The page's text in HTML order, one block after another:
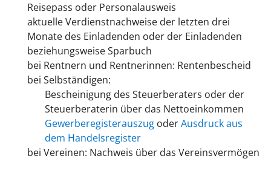
Reisepass oder Personalausweis
aktuelle Verdienstnachweise der letzten drei
Monate des Einladenden oder der Einladenden
beziehungsweise Sparbuch
bei Rentnern und Rentnerinnen: Rentenbescheid
bei Selbständigen:
Bescheinigung des Steuerberaters oder der
Steuerberaterin über das Nettoeinkommen
GewerberegisterauszugoderAusdruck aus
dem Handelsregister
bei Vereinen: Nachweis über das Vereinsvermögen